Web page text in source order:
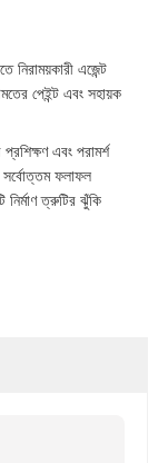
নিরাময়কারী এজেন্ট
পেইন্ট এবং সহায়ক
এবং পরামর্শ
সর্বোত্তম ফলাফল
নির্মাণ ত্রুটির ঝুঁকি